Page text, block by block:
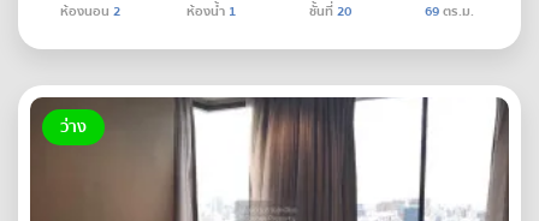
ห้องนอน 2 ห้องน้ำ 1 ชั้นที่20 69ตร.ม.
ว่าง